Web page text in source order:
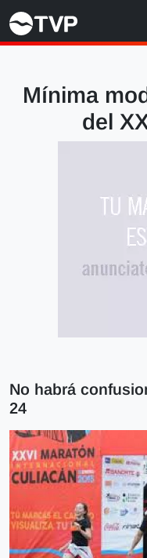
Mínima
del
No habrá
24